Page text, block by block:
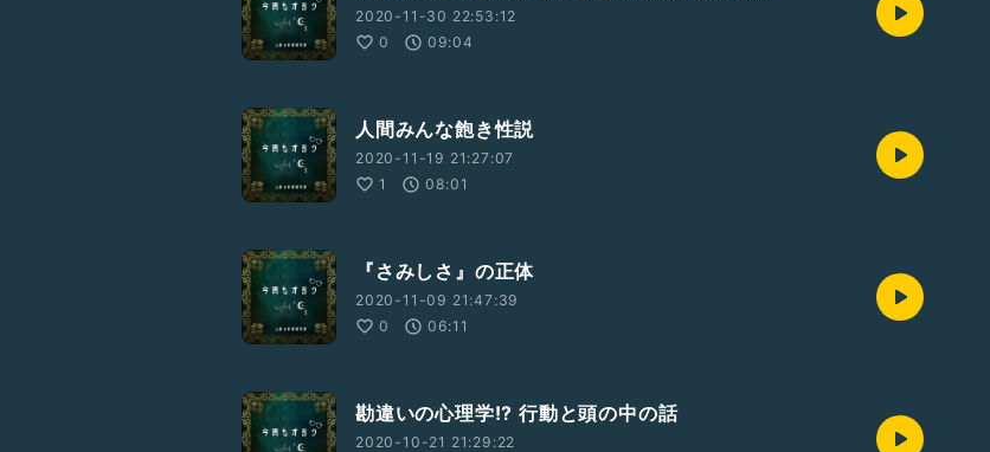
2020-11-30 22:53:12
0
09:04
人間みんな飽き性説
2020-11-19 21:27:07
1
08:01
『さみしさ』の正体
2020-11-09 21:47:39
0
06:11
勘違いの心理学!? 行動と頭の中の話
2020-10-21 21:29:22